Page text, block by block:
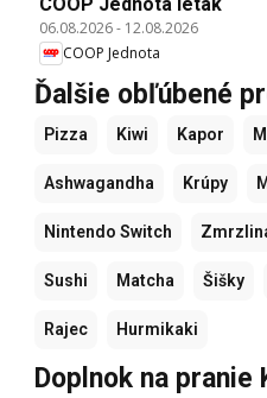
06.08.2026- 12.08.2026
COOP Jednota
Ďalšie obľúbené
Pizza Kiwi Kapor
Ashwagandha Krúpy
Nintendo Switch
Sushi Matcha Šišky
Rajec Hurmikaki
Doplnok na pranie